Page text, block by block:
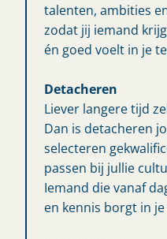
talenten, ambities
zodat jij iemand
én goed voelt in je
Detacheren
Liever langere tijd
Dan is detacheren
selecteren
passen bij jullie
Iemand die vanaf
en kennis borgt in